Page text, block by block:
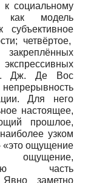
социальному
как модель
субъективное
четвёртое,
Дж. Де Вос
Для него
настоящее,
прошлое,
узком
«это ощущение
ощущение,
часть
заметно